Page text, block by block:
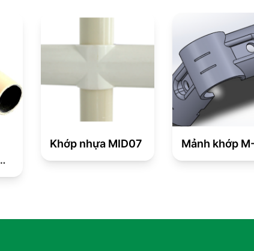
Khớp nhựa MID07 Mảnh khớp